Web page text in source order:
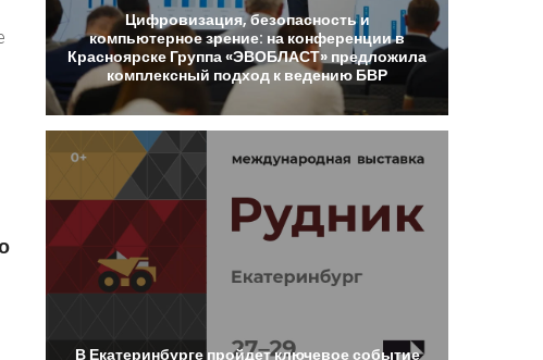
Цифровизация,безопасностьи
компьютерноезрение: на конференциив
Красноярске Группа«ЭВОБЛАСТ» предложила
комплексный подход к ведению БВР
В Екатеринбурге пройдетключевоесобытие